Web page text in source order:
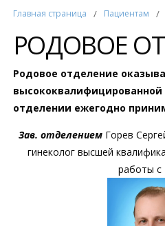
Главная страница / Пациентам /
РОДОВОЕ
Родовое отделение
отделении ежегодно
Зав. отделением Горев
гинеколог высшей
работы с